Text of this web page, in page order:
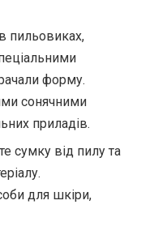
пильовиках,
форму.
сонячними
приладів.
сумку від пилу та
для шкіри,